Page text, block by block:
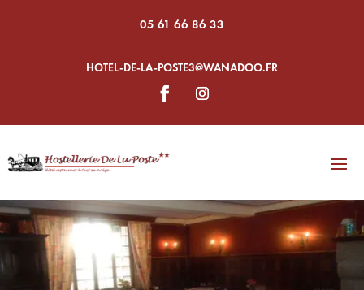
05 61 66 86 33
HOTEL-DE-LA-POSTE3@WANADOO.FR